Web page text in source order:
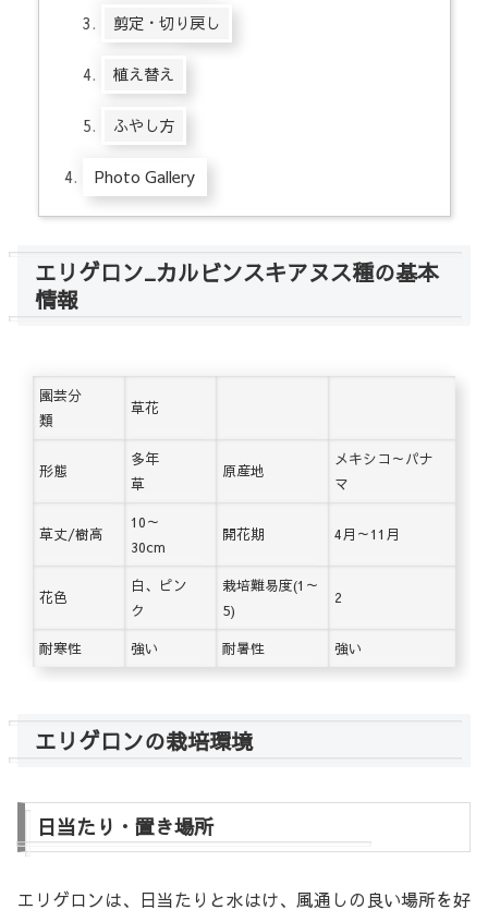
剪定・切り戻し
植え替え
ふやし方
Photo Gallery
エリゲロン_カルビンスキアヌス種の基本
情報
園芸分
類
草花
形態
多年
草
原産地
メキシコ～パナ
マ
草丈/樹高
10～
30cm
開花期 4月～11月
花色
白、ピン
ク
栽培難易度(1～
5)
2
耐寒性 強い 耐暑性 強い
エリゲロンの栽培環境
日当たり・置き場所
エリゲロンは、日当たりと水はけ、風通しの良い場所を好